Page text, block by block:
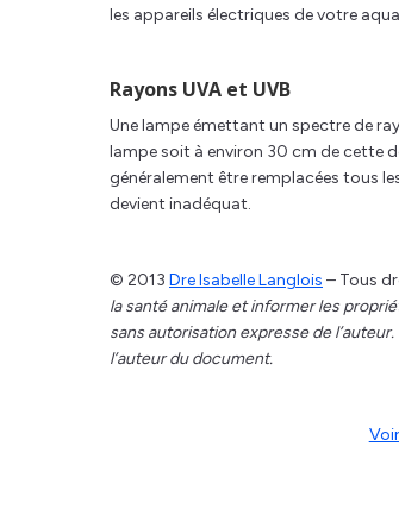
les appareils électriques de votre
Rayons UVA et UVB
Une lampe émettant un spectre de
lampe soit à environ 30 cm de cette
généralement être remplacées tous
devient inadéquat.
© 2013 Dre Isabelle Langlois – Tous
la santé animale et informer les
sans autorisation expresse de
l’auteur du document.